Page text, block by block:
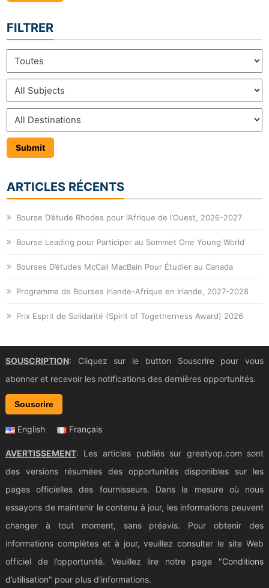
FILTRER
ARTICLES RÉCENTS
Bourse D’étude Rhodes pour l’Afrique de l’Ouest, 2026-2027
Bourse Leading pour Participer au Sommet One Young World
Bourses D’études McCall MacBain Pour Étudier au Canada
Programme de Bourses Irlande-Afrique en Irlande, 2027-2028
Prix Esprit de Solidarité (Spirit of Togetherness Award) 2026
SOUSCRIPTION: Cliquez sur le button Souscrire pour vous
abonner et recevoir les notifications des dernières opportunités.
Souscrire
English Français
AVERTISSEMENT: Les articles publiés sur greatyop.com sont
des versions résumées des opportunités disponibles sur les
pages officielles des fournisseurs. Dans la mesure où nous
essayons de maintenir le contenu à jour, les informations peuvent
changer à tout moment, sans préavis. Pour obtenir des
informations complètes et à jour, veuillez consulter le site Web
officiel de l’opportunité. Veuillez lire notre page "Conditions
d’utilisation" pour plus d'informations.